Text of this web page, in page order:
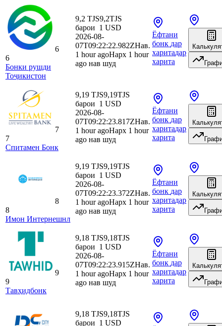
6
6
Бонки рушди
Тоҷикистон
9,2 TJS9,2TJS
барои 1 USD
2026-08-
07T09:22:22.982ZНав.
1 hour agoНарх 1 hour
ago нав шуд
Ёфтани
бонк дар
харитадар
харита
7
7
Спитамен Бонк
9,19 TJS9,19TJS
барои 1 USD
2026-08-
07T09:22:23.817ZНав.
1 hour agoНарх 1 hour
ago нав шуд
Ёфтани
бонк дар
харитадар
харита
8
8
Имон Интернешнл
9,19 TJS9,19TJS
барои 1 USD
2026-08-
07T09:22:23.372ZНав.
1 hour agoНарх 1 hour
ago нав шуд
Ёфтани
бонк дар
харитадар
харита
9
9
Тавҳидбонк
9,18 TJS9,18TJS
барои 1 USD
2026-08-
07T09:22:23.915ZНав.
1 hour agoНарх 1 hour
ago нав шуд
Ёфтани
бонк дар
харитадар
харита
9,18 TJS9,18TJS
барои 1 USD